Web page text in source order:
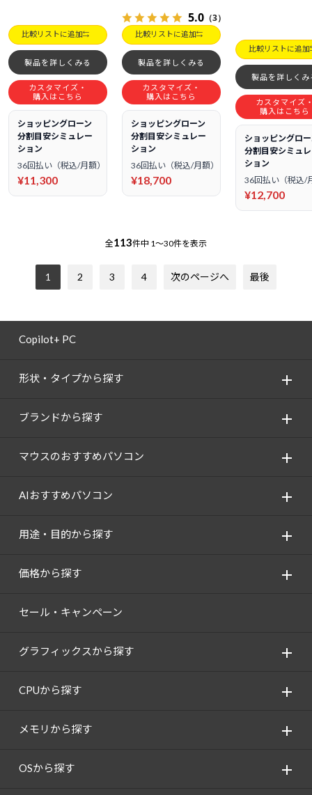
比較リストに追加
製品を詳しくみる
カスタマイズ・
購入はこちら
ショッピングローン
分割目安シミュレー
ション
36回払い（税込/月額）
¥11,300
5.0 （3）
比較リストに追加
製品を詳しくみる
カスタマイズ・
購入はこちら
ショッピングローン
分割目安シミュレー
ション
36回払い（税込/月額）
¥18,700
比較リストに追加
製品を詳しくみ
カスタマイズ
購入はこちら
ショッピングロ
分割目安シミュ
ション
36回払い（税込/
¥12,700
全113件中 1～30件を表示
1 2 3 4 次のページへ 最後
Copilot+ PC
形状・タイプから探す
ブランドから探す
マウスのおすすめパソコン
AIおすすめパソコン
用途・目的から探す
価格から探す
セール・キャンペーン
グラフィックスから探す
CPUから探す
メモリから探す
OSから探す